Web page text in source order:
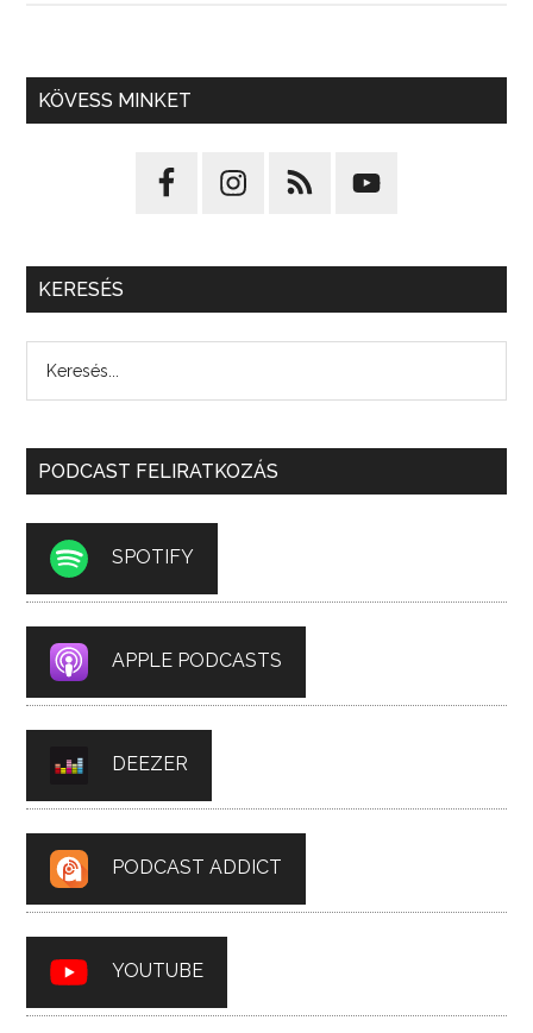
KÖVESS MINKET
KERESÉS
PODCAST FELIRATKOZÁS
SPOTIFY
APPLE PODCASTS
DEEZER
PODCAST ADDICT
YOUTUBE